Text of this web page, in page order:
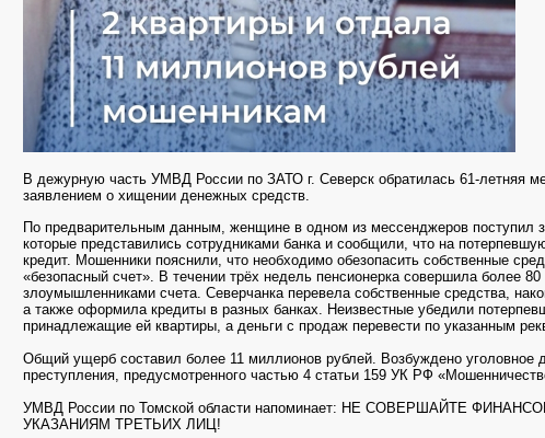
В дежурную часть УМВД России по ЗАТО г. Северск обратилась 61-летняя
заявлением о хищении денежных средств.
По предварительным данным, женщине в одном из мессенджеровпоступил
которые представились сотрудниками банка и сообщили, что на
кредит. Мошенники пояснили, что необходимо обезопасить собственные
«безопасный счет». В течении трёх недель пенсионерка совершила более
злоумышленниками счета. Северчанка перевела собственные средства,
а также оформила кредиты в разных банках. Неизвестные убедили
принадлежащие ей квартиры, а деньги с продаж перевести по указанным
Общий ущерб составил более 11 миллионов рублей. Возбуждено уголовное
преступления, предусмотренного частью 4 статьи 159 УК РФ
УМВД России по Томской области напоминает: НЕ СОВЕРШАЙТЕ
УКАЗАНИЯМ ТРЕТЬИХ ЛИЦ!